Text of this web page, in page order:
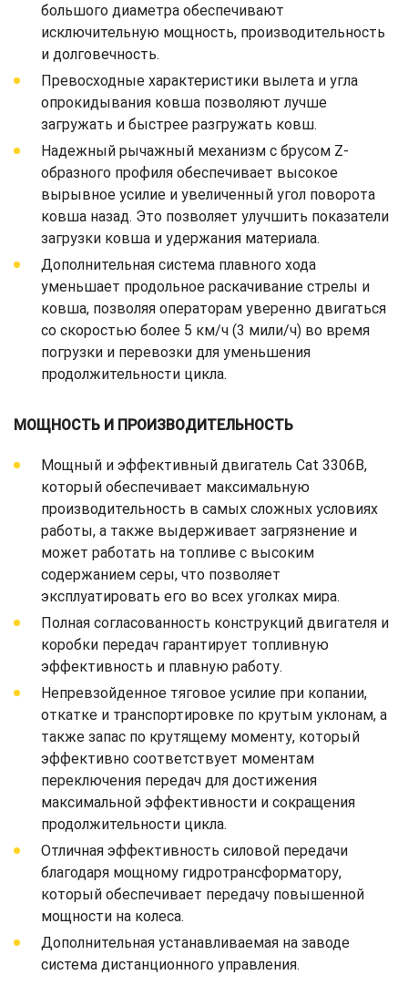
большого диаметра обеспечивают
исключительную мощность, производительность
и долговечность.
Превосходные характеристики вылета и угла
опрокидывания ковша позволяют лучше
загружать и быстрее разгружать ковш.
Надежный рычажный механизм с брусом Z-
образного профиля обеспечивает высокое
вырывное усилие и увеличенный угол поворота
ковша назад. Это позволяет улучшить показатели
загрузки ковша и удержания материала.
Дополнительная система плавного хода
уменьшает продольное раскачивание стрелы и
ковша, позволяя операторам уверенно двигаться
со скоростью более 5 км/ч (3 мили/ч) во время
погрузки и перевозки для уменьшения
продолжительности цикла.
МОЩНОСТЬ И ПРОИЗВОДИТЕЛЬНОСТЬ
Мощный и эффективный двигатель Cat 3306B,
который обеспечивает максимальную
производительность в самых сложных условиях
работы, а также выдерживает загрязнение и
может работать на топливе с высоким
содержанием серы, что позволяет
эксплуатировать его во всех уголках мира.
Полная согласованность конструкций двигателя и
коробки передач гарантирует топливную
эффективность и плавную работу.
Непревзойденное тяговое усилие при копании,
откатке и транспортировке по крутым уклонам, а
также запас по крутящему моменту, который
эффективно соответствует моментам
переключения передач для достижения
максимальной эффективности и сокращения
продолжительности цикла.
Отличная эффективность силовой передачи
благодаря мощному гидротрансформатору,
который обеспечивает передачу повышенной
мощности на колеса.
Дополнительная устанавливаемая на заводе
система дистанционного управления.